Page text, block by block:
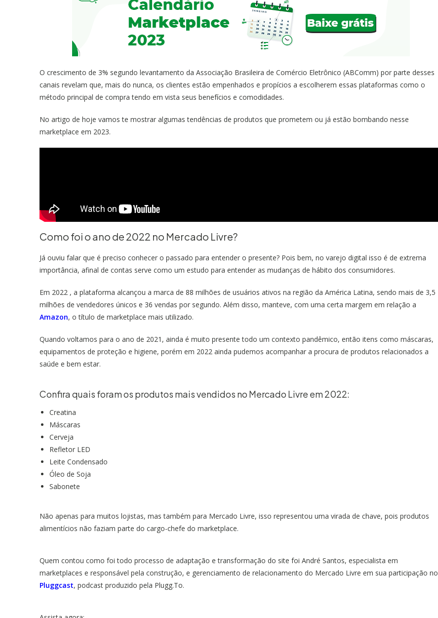
O crescimento de 3% segundo levantamento da Associação Brasileira de Comércio Eletrônico (ABComm) por parte desses
canais revelam que, mais do nunca, os clientes estão empenhados e propícios a escolherem essas plataformas como o
método principal de compra tendo em vista seus benefícios e comodidades.
No artigo de hoje vamos te mostrar algumas tendências de produtos que prometem ou já estão bombando nesse
marketplace em 2023.
Como foi o ano de 2022 no Mercado Livre?
Já ouviu falar que é preciso conhecer o passado para entender o presente? Pois bem, no varejo digital isso é de extrema
importância, afinal de contas serve como um estudo para entender as mudanças de hábito dos consumidores.
Em 2022 , a plataforma alcançou a marca de 88 milhões de usuários ativos na região da América Latina, sendo mais de 3,5
milhões de vendedores únicos e 36 vendas por segundo. Além disso, manteve, com uma certa margem em relação a
Amazon, o título de marketplace mais utilizado.
Quando voltamos para o ano de 2021, ainda é muito presente todo um contexto pandêmico, então itens como máscaras,
equipamentos de proteção e higiene, porém em 2022 ainda pudemos acompanhar a procura de produtos relacionados a
saúde e bem estar.
Confira quais foram os produtos mais vendidos no Mercado Livre em 2022:
Creatina
Máscaras
Cerveja
Refletor LED
Leite Condensado
Óleo de Soja
Sabonete
Não apenas para muitos lojistas, mas também para Mercado Livre, isso representou uma virada de chave, pois produtos
alimentícios não faziam parte do cargo-chefe do marketplace.
Quem contou como foi todo processo de adaptação e transformação do site foi André Santos, especialista em
marketplaces e responsável pela construção, e gerenciamento de relacionamento do Mercado Livre em sua participação no
Pluggcast, podcast produzido pela Plugg.To.